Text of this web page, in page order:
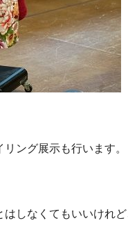
ング展示も行います。
しなくてもいいけれ